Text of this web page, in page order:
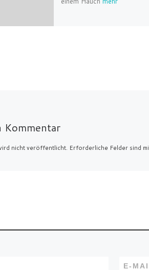
einem Hauch mehr
Kommentar
nicht veröffentlicht. Erforderliche Felder sind